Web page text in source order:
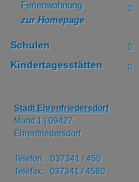
Ferienwohnung
zur Homepage
Schulen
Kindertagesstätten
Stadt Ehrenfriedersdorf
Markt 1 | 09427
Ehrenfriedersdorf
Telefon: 037341 / 450
Telefax: 037341 / 4580